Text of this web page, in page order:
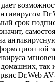
срок
так
Dr.Web